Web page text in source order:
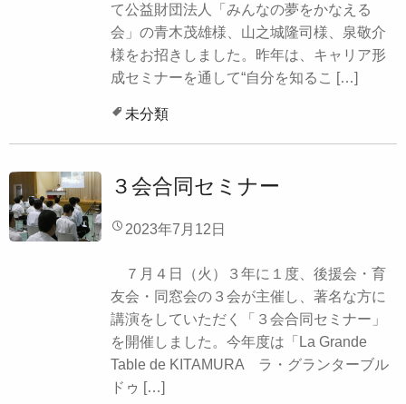
て公益財団法人「みんなの夢をかなえる
会」の青木茂雄様、山之城隆司様、泉敬介
様をお招きしました。昨年は、キャリア形
成セミナーを通して“自分を知るこ […]
未分類
３会合同セミナー
2023年7月12日
７月４日（火）３年に１度、後援会・育
友会・同窓会の３会が主催し、著名な方に
講演をしていただく「３会合同セミナー」
を開催しました。今年度は「La Grande
Table de KITAMURA ラ・グランターブル
ドゥ […]